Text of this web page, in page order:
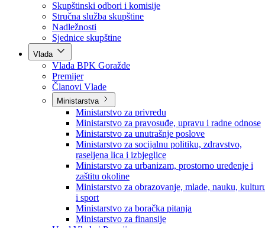
Poslanici po strankama
Poslanici po klubovima naroda
Kolegij skupštine
Skupštinski odbori i komisije
Stručna služba skupštine
Nadležnosti
Sjednice skupštine
Vlada
Vlada BPK Goražde
Premijer
Članovi Vlade
Ministarstva
Ministarstvo za privredu
Ministarstvo za pravosuđe, upravu i radne odnose
Ministarstvo za unutrašnje poslove
Ministarstvo za socijalnu politiku, zdravstvo,
raseljena lica i izbjeglice
Ministarstvo za urbanizam, prostorno uređenje i
zaštitu okoline
Ministarstvo za obrazovanje, mlade, nauku,